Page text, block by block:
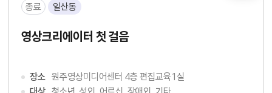
종료 일산동
영상크리에이터 첫 걸음
장소 원주영상미디어센터 4층 편집교육1실